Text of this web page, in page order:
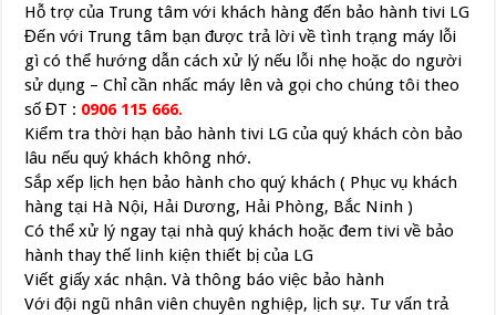
Hỗ trợ của Trung tâm với khách hàng đến bảo hành tivi LG
Đến với Trung tâm bạn được trả lời về tình trạng máy lỗi
gì có thể hướng dẫn cách xử lý nếu lỗi nhẹ hoặc do người
sử dụng – Chỉ cần nhấc máy lên và gọi cho chúng tôi theo
số ĐT : 0906 115 666.
Kiểm tra thời hạn bảo hành tivi LG của quý khách còn bảo
lâu nếu quý khách không nhớ.
Sắp xếp lịch hẹn bảo hành cho quý khách ( Phục vụ khách
hàng tại Hà Nội, Hải Dương, Hải Phòng, Bắc Ninh )
Có thể xử lý ngay tại nhà quý khách hoặc đem tivi về bảo
hành thay thế linh kiện thiết bị của LG
Viết giấy xác nhận. Và thông báo việc bảo hành
Với đội ngũ nhân viên chuyên nghiệp, lịch sự. Tư vấn trả